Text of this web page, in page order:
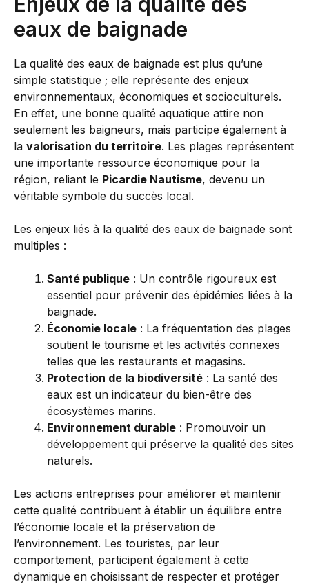
eaux de baignade
La qualité des eaux de baignade est plus qu’une
simple statistique ; elle représente des enjeux
environnementaux, économiques et socioculturels.
En effet, une bonne qualité aquatique attire non
seulement les baigneurs, mais participe également à
la valorisation du territoire. Les plages représentent
une importante ressource économique pour la
région, reliant le Picardie Nautisme, devenu un
véritable symbole du succès local.
Les enjeux liés à la qualité des eaux de baignade sont
multiples :
Santé publique : Un contrôle rigoureux est
essentiel pour prévenir des épidémies liées à la
baignade.
Économie locale : La fréquentation des plages
soutient le tourisme et les activités connexes
telles que les restaurants et magasins.
Protection de la biodiversité : La santé des
eaux est un indicateur du bien-être des
écosystèmes marins.
Environnement durable : Promouvoir un
développement qui préserve la qualité des sites
naturels.
Les actions entreprises pour améliorer et maintenir
cette qualité contribuent à établir un équilibre entre
l’économie locale et la préservation de
l’environnement. Les touristes, par leur
comportement, participent également à cette
dynamique en choisissant de respecter et protéger